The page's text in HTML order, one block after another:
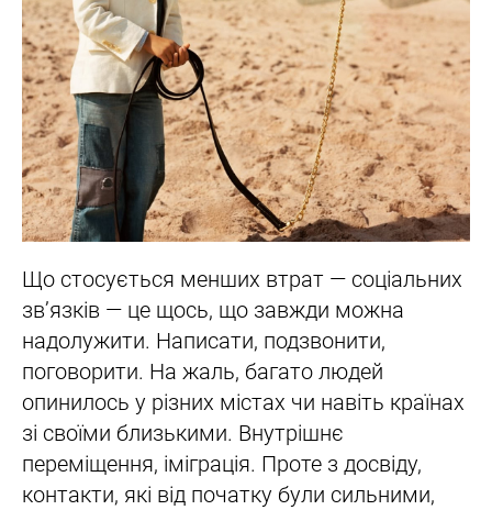
Що стосується менших втрат — соціальних
зв’язків — це щось, що завжди можна
надолужити. Написати, подзвонити,
поговорити. На жаль, багато людей
опинилось у різних містах чи навіть країнах
зі своїми близькими. Внутрішнє
переміщення, іміграція. Проте з досвіду,
контакти, які від початку були сильними,